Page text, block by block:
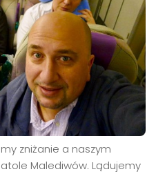
zniżanie a naszym
Malediwów. Lądujemy